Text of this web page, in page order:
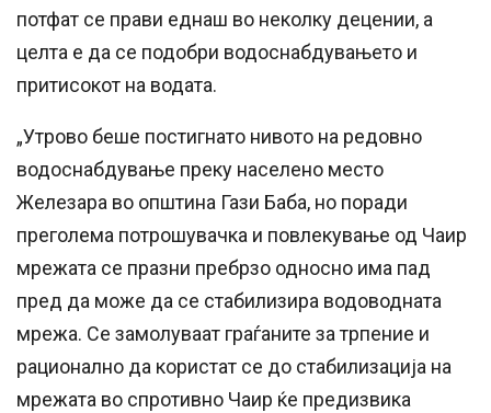
потфат се прави еднаш во неколку децении, а
целта е да се подобри водоснабдувањето и
притисокот на водата.
„Утрово беше постигнато нивото на редовно
водоснабдување преку населено место
Железара во општина Гази Баба, но поради
преголема потрошувачка и повлекување од Чаир
мрежата се празни пребрзо односно има пад
пред да може да се стабилизира водоводната
мрежа. Се замолуваат граѓаните за трпение и
рационално да користат се до стабилизација на
мрежата во спротивно Чаир ќе предизвика